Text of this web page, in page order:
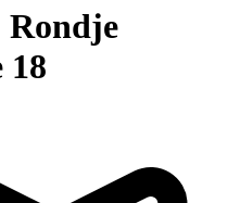
Rondje
18